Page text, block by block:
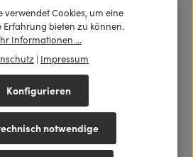
verwendet Cookies, um eine
Erfahrung bieten zu können.
Informationen ...
| Impressum
notwendige
Konfigurieren